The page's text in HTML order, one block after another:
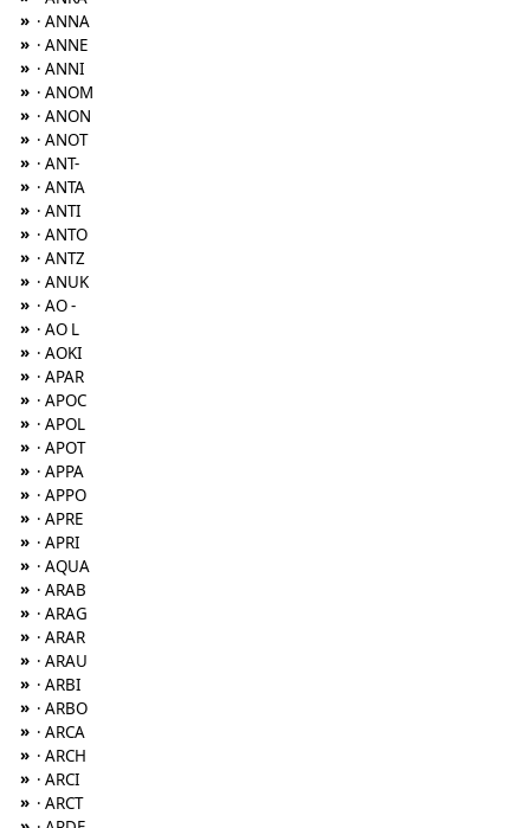
» · ANNA
» · ANNE
» · ANNI
» · ANOM
» · ANON
» · ANOT
» · ANT-
» · ANTA
» · ANTI
» · ANTO
» · ANTZ
» · ANUK
» · AO -
» · AO L
» · AOKI
» · APAR
» · APOC
» · APOL
» · APOT
» · APPA
» · APPO
» · APRE
» · APRI
» · AQUA
» · ARAB
» · ARAG
» · ARAR
» · ARAU
» · ARBI
» · ARBO
» · ARCA
» · ARCH
» · ARCI
» · ARCT